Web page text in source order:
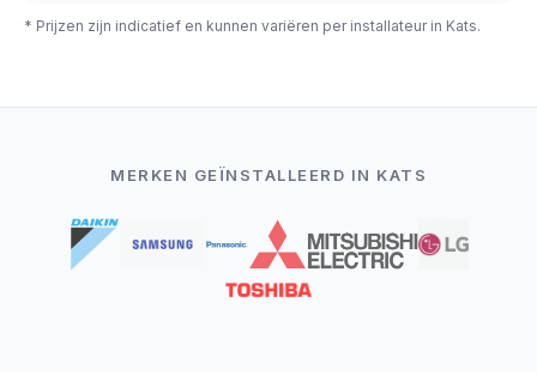
* Prijzen zijn indicatief en kunnen variëren per installateur in Kats.
MERKEN GEÏNSTALLEERD IN KATS